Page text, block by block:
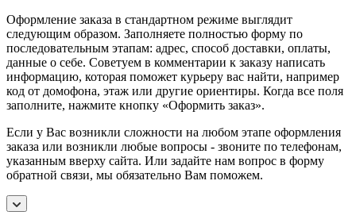
Оформление заказа в стандартном режиме выглядит
следующим образом. Заполняете полностью форму по
последовательным этапам: адрес, способ доставки, оплаты,
данные о себе. Советуем в комментарии к заказу написать
информацию, которая поможет курьеру вас найти, например
код от домофона, этаж или другие ориентиры. Когда все поля
заполните, нажмите кнопку «Оформить заказ».
Если у Вас возникли сложности на любом этапе оформления
заказа или возникли любые вопросы - звоните по телефонам,
указанным вверху сайта. Или задайте нам вопрос в форму
обратной связи, мы обязательно Вам поможем.